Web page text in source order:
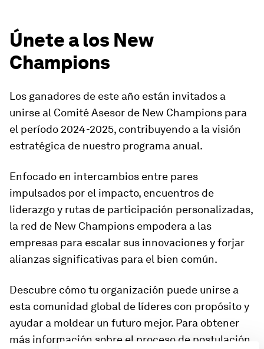
Únete a los New
Champions
Los ganadores de este año están invitados a
unirse al Comité Asesor de New Champions para
el período 2024-2025, contribuyendo a la visión
estratégica de nuestro programa anual.
Enfocado en intercambios entre pares
impulsados por el impacto, encuentros de
liderazgo y rutas de participación personalizadas,
la red de New Champions empodera a las
empresas para escalar sus innovaciones y forjar
alianzas significativas para el bien común.
Descubre cómo tu organización puede unirse a
esta comunidad global de líderes con propósito y
ayudar a moldear un futuro mejor. Para obtener
más información sobre el proceso de postulación